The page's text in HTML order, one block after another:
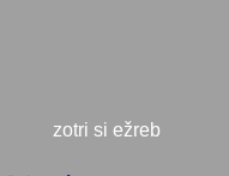
zotri si ežreb